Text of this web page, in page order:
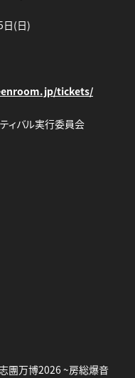
日(日)
tickets/
ティバル実行委員会
志團万博2026 ~房総爆音